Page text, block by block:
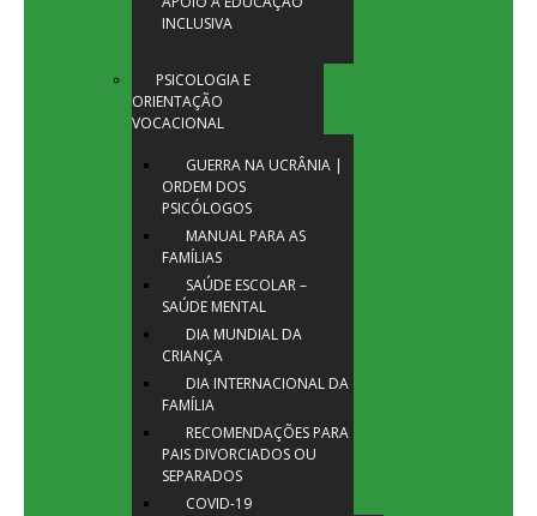
INCLUSIVA
PSICOLOGIA E
ORIENTAÇÃO
VOCACIONAL
GUERRA NA UCRÂNIA |
ORDEM DOS
PSICÓLOGOS
MANUAL PARA AS
FAMÍLIAS
SAÚDE ESCOLAR –
SAÚDE MENTAL
DIA MUNDIAL DA
CRIANÇA
DIA INTERNACIONAL DA
FAMÍLIA
RECOMENDAÇÕES PARA
PAIS DIVORCIADOS OU
SEPARADOS
COVID-19